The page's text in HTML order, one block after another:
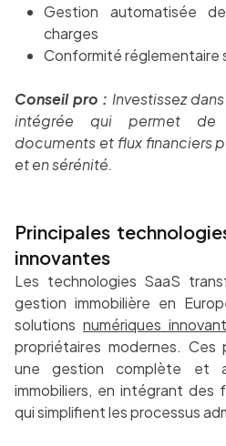
Gestion automatisée
charges
Conformité réglementaire
Conseil pro : Investissez
intégrée qui permet de
documents et flux financiers
et en sérénité.
Principales
innovantes
Les technologies SaaS
gestion immobilière en
solutions numériques
propriétaires modernes.
une gestion complète et
immobiliers, en intégrant des
qui simplifient les processus